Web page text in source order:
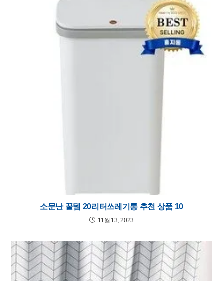
소문난 꿀템 20리터쓰레기통 추천 상품 10
11월 13, 2023